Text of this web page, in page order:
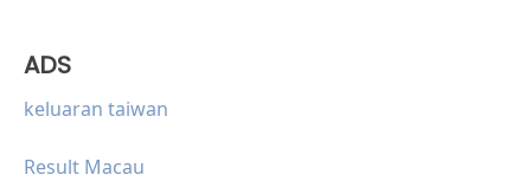
ADS
keluaran taiwan
Result Macau